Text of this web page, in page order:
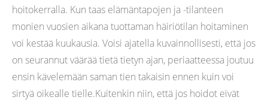
hoitokerralla. Kun taas elämäntapojen ja -tilanteen
monien vuosien aikana tuottaman häiriötilan hoitaminen
voi kestää kuukausia. Voisi ajatella kuvainnollisesti, että jos
on seurannut väärää tietä tietyn ajan, periaatteessa joutuu
ensin kävelemään saman tien takaisin ennen kuin voi
sirtyä oikealle tielle.Kuitenkin niin, että jos hoidot eivät